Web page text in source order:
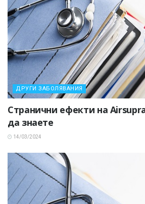
ДРУГИ ЗАБОЛЯВАНИЯ
Странични ефекти на
да знаете
14/03/2024